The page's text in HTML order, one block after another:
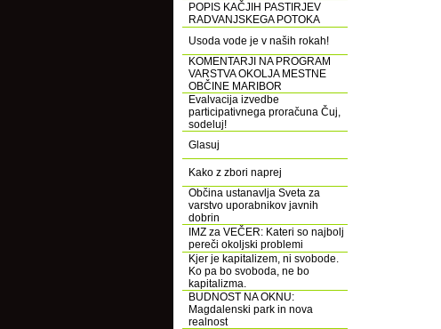
POPIS KAČJIH PASTIRJEV
RADVANJSKEGA POTOKA
Usoda vode je v naših rokah!
KOMENTARJI NA PROGRAM
VARSTVA OKOLJA MESTNE
OBČINE MARIBOR
Evalvacija izvedbe
participativnega proračuna Čuj,
sodeluj!
Glasuj
Kako z zbori naprej
Občina ustanavlja Sveta za
varstvo uporabnikov javnih
dobrin
IMZ za VEČER: Kateri so najbolj
pereči okoljski problemi
Kjer je kapitalizem, ni svobode.
Ko pa bo svoboda, ne bo
kapitalizma.
BUDNOST NA OKNU:
Magdalenski park in nova
realnost